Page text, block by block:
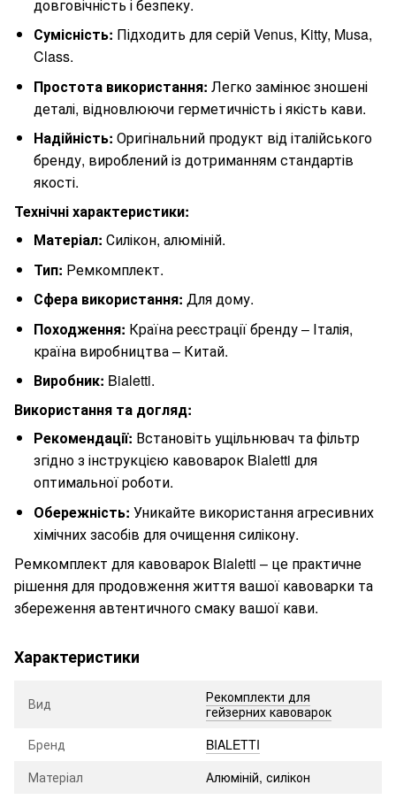
довговічність і безпеку.
Сумісність: Підходить для серій Venus, Kitty, Musa,
Class.
Простота використання: Легко замінює зношені
деталі, відновлюючи герметичність і якість кави.
Надійність: Оригінальний продукт від італійського
бренду, вироблений із дотриманням стандартів
якості.
Технічні характеристики:
Матеріал: Силікон, алюміній.
Тип: Ремкомплект.
Сфера використання: Для дому.
Походження: Країна реєстрації бренду – Італія,
країна виробництва – Китай.
Виробник: Bialetti.
Використання та догляд:
Рекомендації: Встановіть ущільнювач та фільтр
згідно з інструкцією кавоварок Bialetti для
оптимальної роботи.
Обережність: Уникайте використання агресивних
хімічних засобів для очищення силікону.
Ремкомплект для кавоварок Bialetti – це практичне
рішення для продовження життя вашої кавоварки та
збереження автентичного смаку вашої кави.
Характеристики
Вид
Рекомплекти для
гейзерних кавоварок
Бренд
BIALETTI
Матеріал
Алюміній, силікон